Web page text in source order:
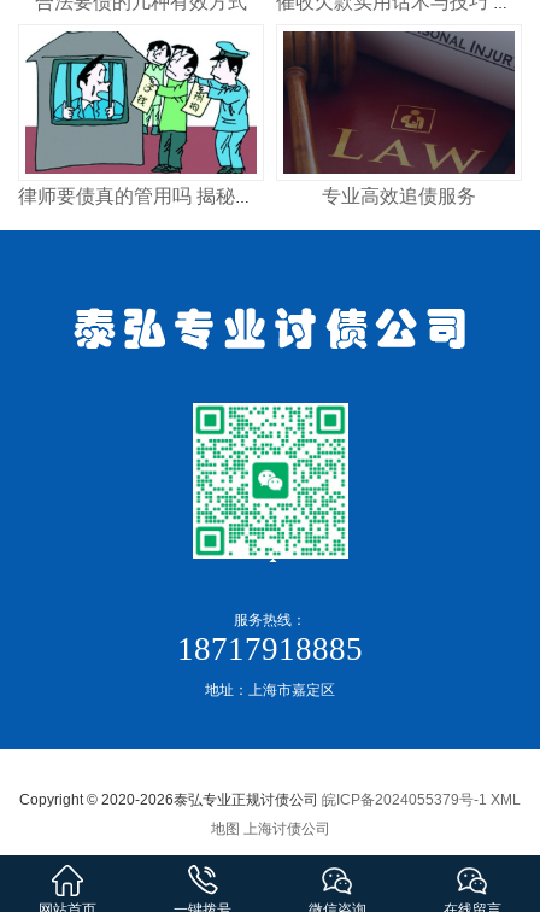
专业高效追债服务
服务热线：
18717918885
地址：上海市嘉定区
Copyright © 2020-2026泰弘专业正规讨债公司 皖ICP备2024055379号-1 XML
地图
上海讨债公司